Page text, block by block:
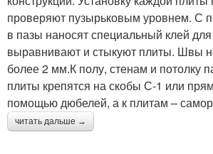
проверяют пузырьковым уровнем. С
в пазы наносят специальный клей
выравнивают и стыкуют плиты. Швы
более 2 мм.К полу, стенам и потолку
плиты крепятся на скобы С-1 или
помощью дюбелей, а к плитам –
читать дальше →